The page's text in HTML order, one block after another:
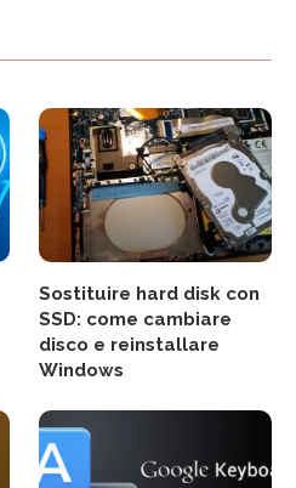
Sostituire hard disk con
SSD: come cambiare
disco e reinstallare
Windows